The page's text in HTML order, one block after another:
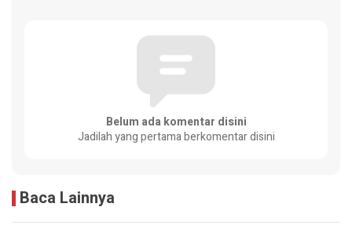
Belum ada komentar disini
Jadilah yang pertama berkomentar disini
Baca Lainnya